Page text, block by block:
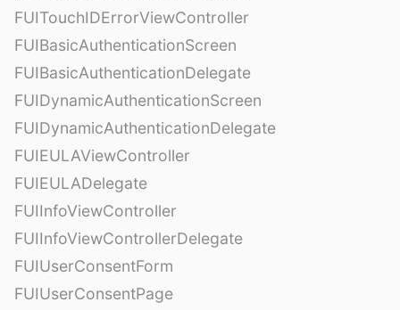
FUITouchIDErrorViewController
FUIBasicAuthenticationScreen
FUIBasicAuthenticationDelegate
FUIDynamicAuthenticationScreen
FUIDynamicAuthenticationDelegate
FUIEULAViewController
FUIEULADelegate
FUIInfoViewController
FUIInfoViewControllerDelegate
FUIUserConsentForm
FUIUserConsentPage